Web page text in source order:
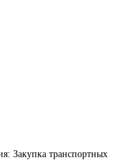
Закупка транспортных